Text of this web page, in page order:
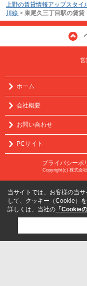
上野の賃貸情報アップスタイ
川線 > 東尾久三丁目駅の賃貸
営
ホーム
会社概要
お問い合わせ
PCサイト
プライバシーポ
Copyright(c) 株式会
当サイトでは、お客様の当
して、クッキー（Cookie）を
詳しくは、当社の 「Cookie